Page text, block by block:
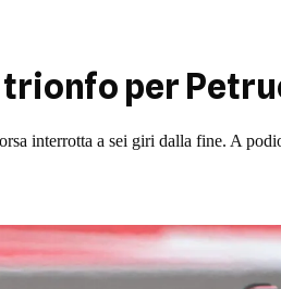
trionfo per
interrotta a sei giri dalla fine. A